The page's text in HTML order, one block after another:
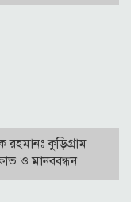
রহমানঃ কুড়িগ্রাম
ও মানববন্ধন